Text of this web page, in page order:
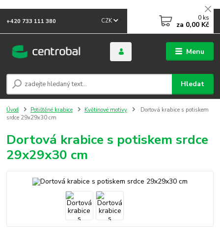
Menu
CZK
Hledat
+420 733 111 380 0 ks
za 0,00 Kč
Úvod Potištěné krabice Květinové motivy
Dortová krabice s potiskem
srdce 29x29x30 cm
Dortová krabice s potiskem srdce
29x29x30 cm